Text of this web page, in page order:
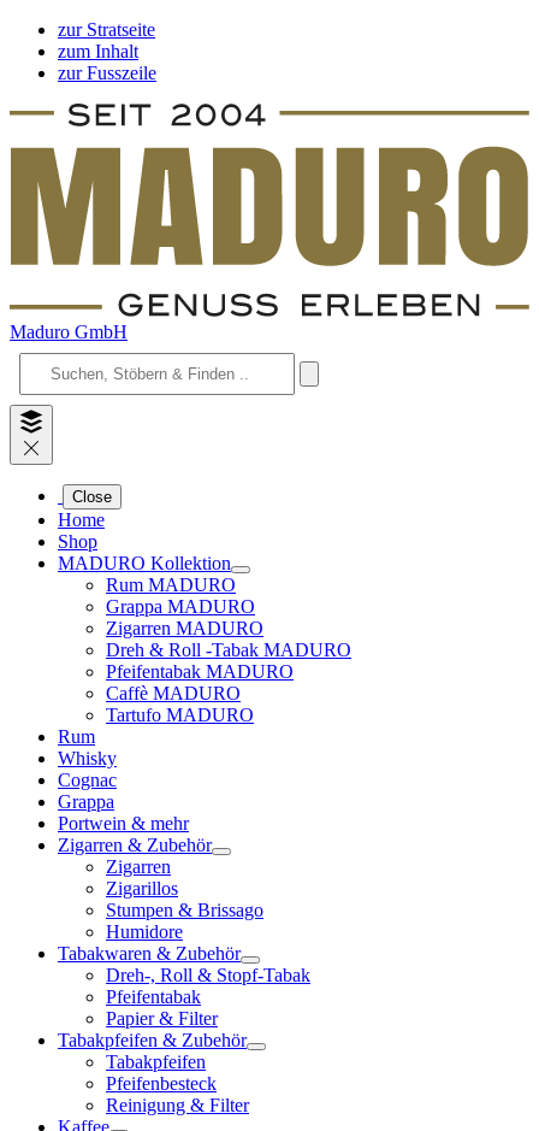
zur Stratseite
zum Inhalt
zur Fusszeile
Maduro GmbH
Close
Home
Shop
MADURO Kollektion
Rum MADURO
Grappa MADURO
Zigarren MADURO
Dreh & Roll -Tabak MADURO
Pfeifentabak MADURO
Caffè MADURO
Tartufo MADURO
Rum
Whisky
Cognac
Grappa
Portwein & mehr
Zigarren & Zubehör
Zigarren
Zigarillos
Stumpen & Brissago
Humidore
Tabakwaren & Zubehör
Dreh-, Roll & Stopf-Tabak
Pfeifentabak
Papier & Filter
Tabakpfeifen & Zubehör
Tabakpfeifen
Pfeifenbesteck
Reinigung & Filter